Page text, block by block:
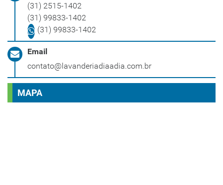
(31) 2515-1402
(31) 99833-1402
(31) 99833-1402
Email
contato@lavanderiadiaadia.com.br
MAPA